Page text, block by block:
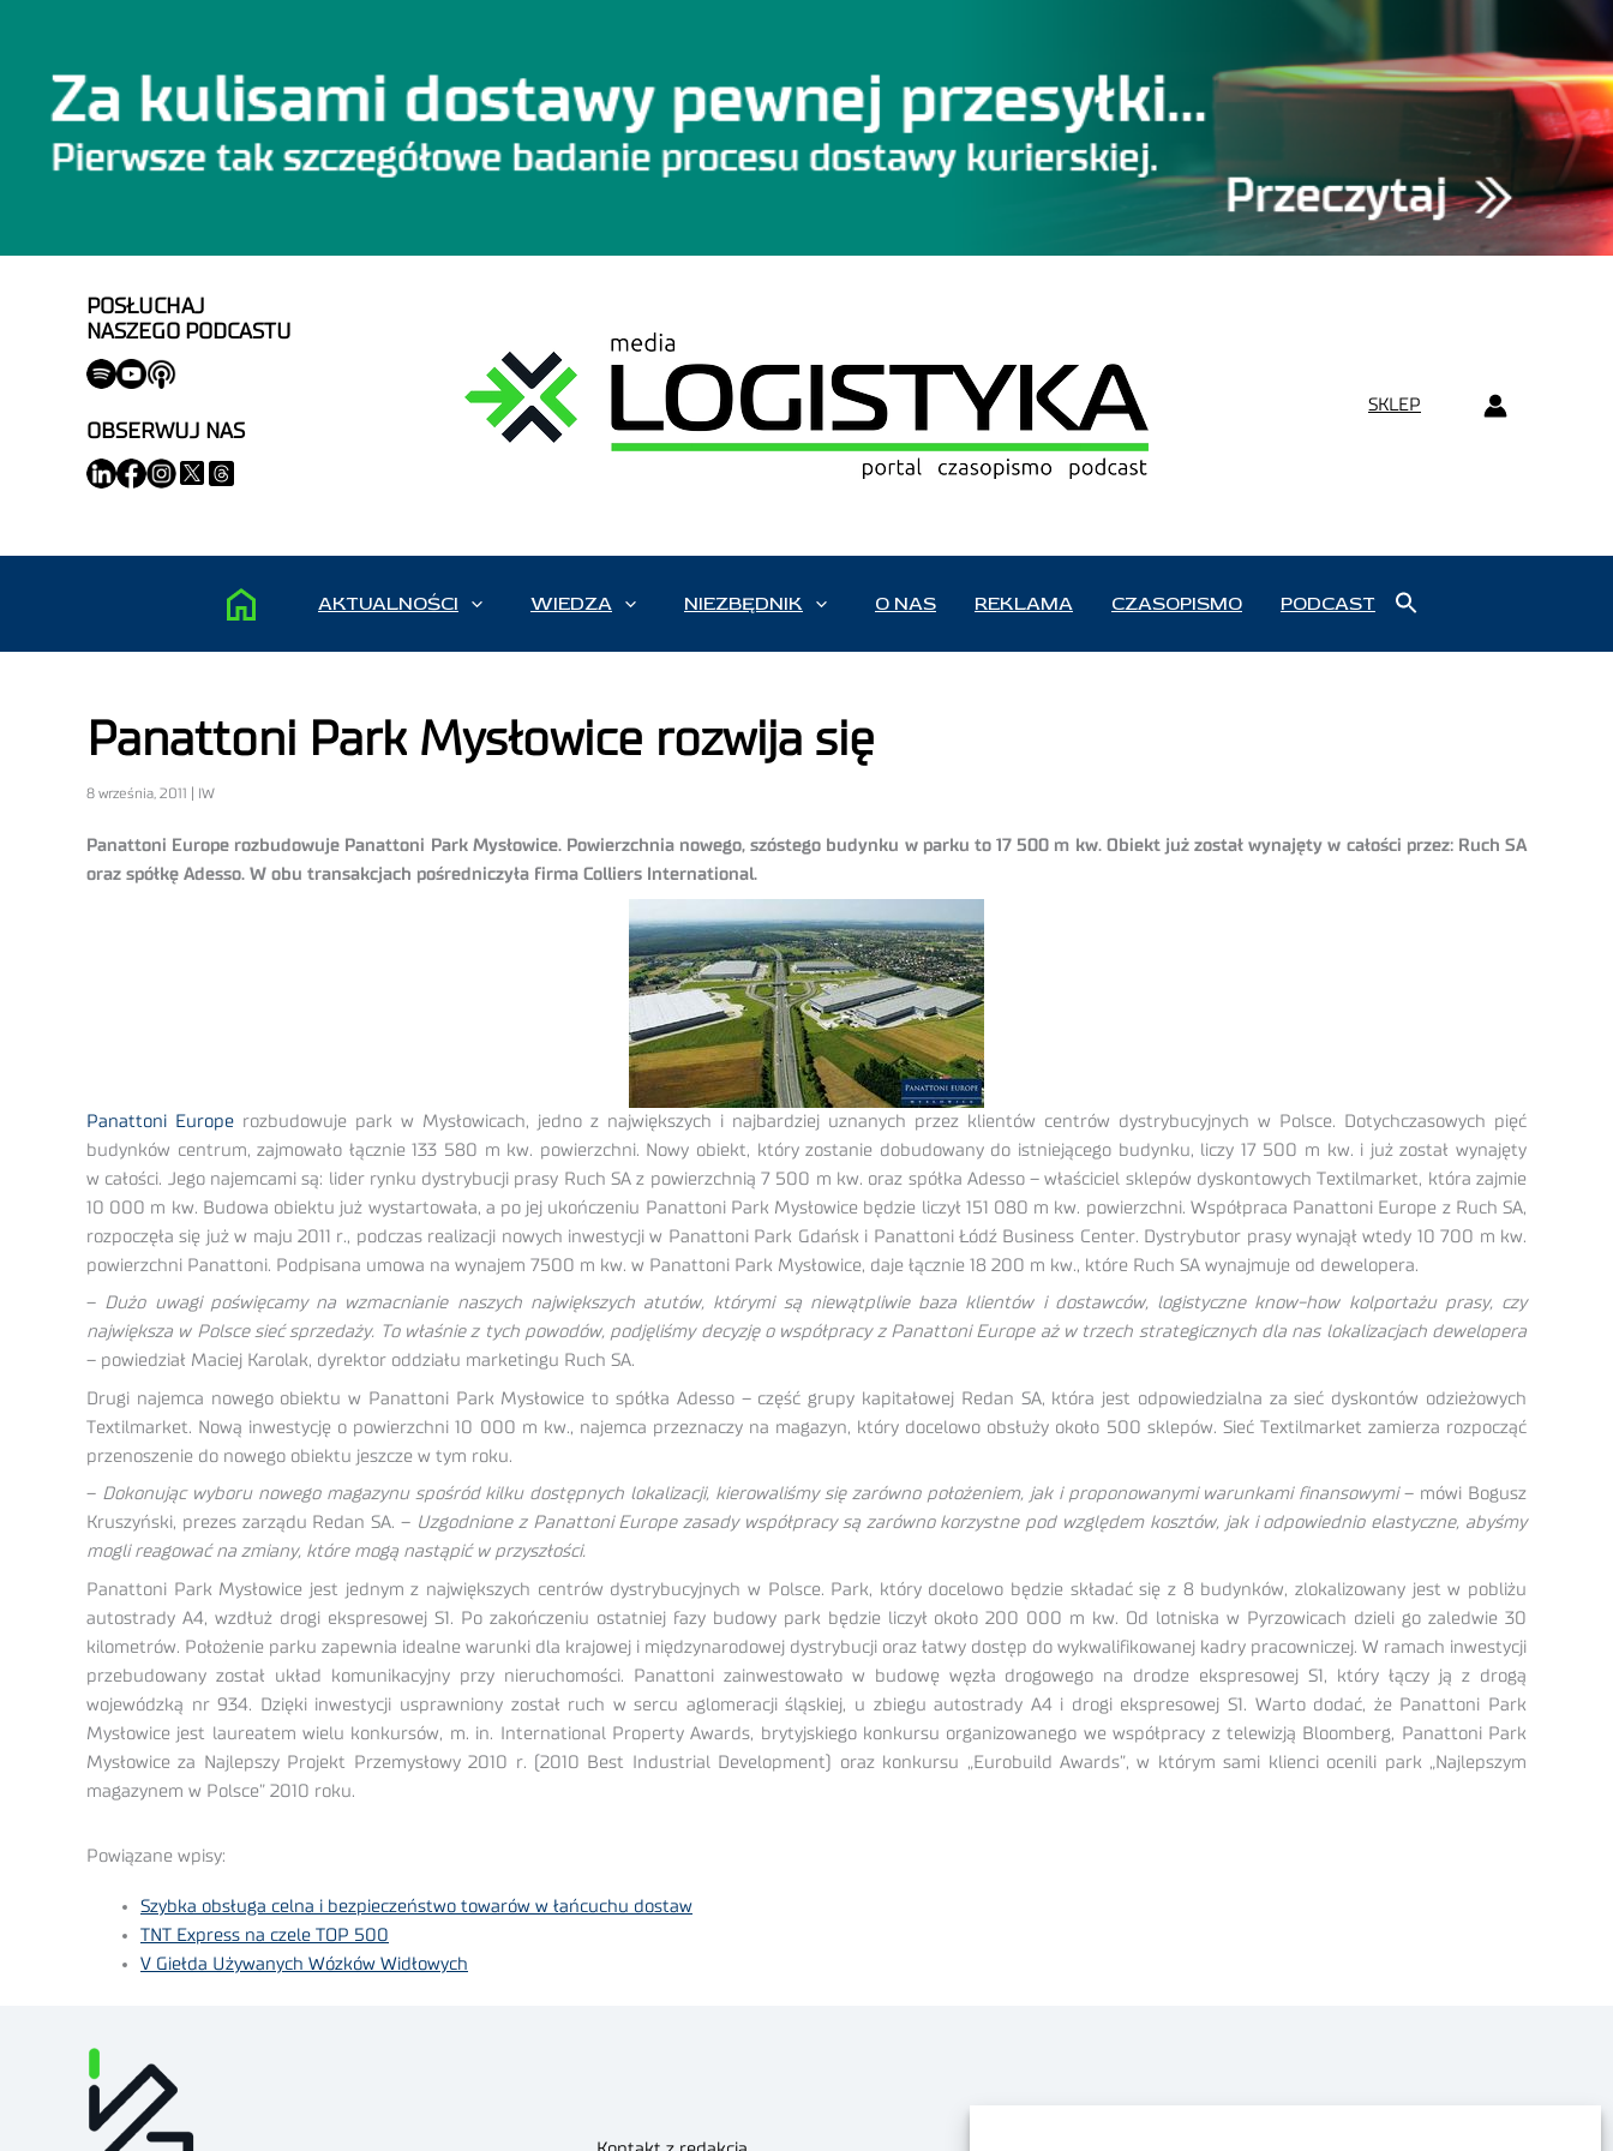
POSŁUCHAJ
NASZEGO PODCASTU
OBSERWUJ NAS
SKLEP
AKTUALNOŚCI WIEDZA NIEZBĘDNIK O NAS REKLAMA CZASOPISMO PODCAST
Panattoni Park Mysłowice rozwija się
8 września, 2011 | IW
Panattoni Europe rozbudowuje Panattoni Park Mysłowice. Powierzchnia nowego, szóstego budynku w parku to 17 500 m kw. Obiekt już został wynajęty w całości przez: Ruch SA
oraz spółkę Adesso. W obu transakcjach pośredniczyła firma Colliers International.
Panattoni Europe rozbudowuje park w Mysłowicach, jedno z największych i najbardziej uznanych przez klientów centrów dystrybucyjnych w Polsce. Dotychczasowych pięć
budynków centrum, zajmowało łącznie 133 580 m kw. powierzchni. Nowy obiekt, który zostanie dobudowany do istniejącego budynku, liczy 17 500 m kw. i już został wynajęty
w całości. Jego najemcami są: lider rynku dystrybucji prasy Ruch SA z powierzchnią 7 500 m kw. oraz spółka Adesso – właściciel sklepów dyskontowych Textilmarket, która zajmie
10 000 m kw. Budowa obiektu już wystartowała, a po jej ukończeniu Panattoni Park Mysłowice będzie liczył 151 080 m kw. powierzchni. Współpraca Panattoni Europe z Ruch SA,
rozpoczęła się już w maju 2011 r., podczas realizacji nowych inwestycji w Panattoni Park Gdańsk i Panattoni Łódź Business Center. Dystrybutor prasy wynajął wtedy 10 700 m kw.
powierzchni Panattoni. Podpisana umowa na wynajem 7500 m kw. w Panattoni Park Mysłowice, daje łącznie 18 200 m kw., które Ruch SA wynajmuje od dewelopera.
– Dużo uwagi poświęcamy na wzmacnianie naszych największych atutów, którymi są niewątpliwie baza klientów i dostawców, logistyczne know-how kolportażu prasy, czy
największa w Polsce sieć sprzedaży. To właśnie z tych powodów, podjęliśmy decyzję o współpracy z Panattoni Europe aż w trzech strategicznych dla nas lokalizacjach dewelopera
– powiedział Maciej Karolak, dyrektor oddziału marketingu Ruch SA.
Drugi najemca nowego obiektu w Panattoni Park Mysłowice to spółka Adesso – część grupy kapitałowej Redan SA, która jest odpowiedzialna za sieć dyskontów odzieżowych
Textilmarket. Nową inwestycję o powierzchni 10 000 m kw., najemca przeznaczy na magazyn, który docelowo obsłuży około 500 sklepów. Sieć Textilmarket zamierza rozpocząć
przenoszenie do nowego obiektu jeszcze w tym roku.
– Dokonując wyboru nowego magazynu spośród kilku dostępnych lokalizacji, kierowaliśmy się zarówno położeniem, jak i proponowanymi warunkami finansowymi– mówi Bogusz
Kruszyński, prezes zarządu Redan SA. – Uzgodnione z Panattoni Europe zasady współpracy są zarówno korzystne pod względem kosztów, jak i odpowiednio elastyczne, abyśmy
mogli reagować na zmiany, które mogą nastąpić w przyszłości.
Panattoni Park Mysłowice jest jednym z największych centrów dystrybucyjnych w Polsce. Park, który docelowo będzie składać się z 8 budynków, zlokalizowany jest w pobliżu
autostrady A4, wzdłuż drogi ekspresowej S1. Po zakończeniu ostatniej fazy budowy park będzie liczył około 200 000 m kw. Od lotniska w Pyrzowicach dzieli go zaledwie 30
kilometrów. Położenie parku zapewnia idealne warunki dla krajowej i międzynarodowej dystrybucji oraz łatwy dostęp do wykwalifikowanej kadry pracowniczej. W ramach inwestycji
przebudowany został układ komunikacyjny przy nieruchomości. Panattoni zainwestowało w budowę węzła drogowego na drodze ekspresowej S1, który łączy ją z drogą
wojewódzką nr 934. Dzięki inwestycji usprawniony został ruch w sercu aglomeracji śląskiej, u zbiegu autostrady A4 i drogi ekspresowej S1. Warto dodać, że Panattoni Park
Mysłowice jest laureatem wielu konkursów, m. in. International Property Awards, brytyjskiego konkursu organizowanego we współpracy z telewizją Bloomberg, Panattoni Park
Mysłowice za Najlepszy Projekt Przemysłowy 2010 r. (2010 Best Industrial Development) oraz konkursu „Eurobuild Awards”, w którym sami klienci ocenili park „Najlepszym
magazynem w Polsce” 2010 roku.
Powiązane wpisy:
Szybka obsługa celna i bezpieczeństwo towarów w łańcuchu dostaw
TNT Express na czele TOP 500
V Giełda Używanych Wózków Widłowych